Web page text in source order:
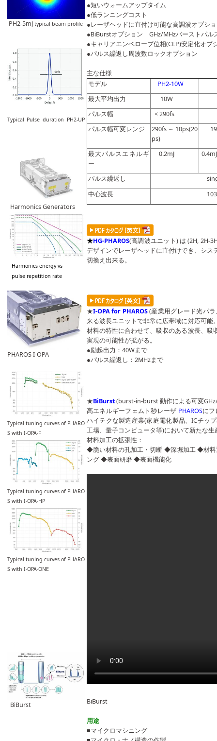
PH2-5mJ typical beam profile
Typical Pulse duration PH2-UP
Harmonics Generators
Harmonics energy vs
pulse repetition rate
PHAROS I-OPA
Typical tuning curves of PHARO
S with I-OPA-F
Typical tuning curves of PHARO
S with I-OPA-HP
Typical tuning curves of PHARO
S with I-OPA-ONE
BiBurst
●短いウォームアップタイム
●低ランニングコスト
●レーザヘッドに直付け可能な高調波オプシ
●BiBurstオプション GHz/MHzバーストパル
●キャリアエンベロープ位相(CEP)安定化オプ
●パルス繰返し周波数ロックオプション
主な仕
モデル
PH2-10W
最大平均出力
10W
パルス幅
< 290fs
パルス幅可変レンジ
290fs～10ps(20
ps)
最大パルスエネルギ
ー
0.2mJ 0.4mJ
パルス繰返し
single shot
中心波長
★HG-PHAROS(高調波ユニット) は (2H, 2H-
デザインでレーザヘッドに直付けでき、シ
切換え出来る。
★I-OPA for PHAROS(産業用グレード光パラ
来る波長ユニットで非常に広帯域に対応可
材料の特性に合わせて、吸収のある波長、
実現の可能性が拡がる。
●励起出力：40Wまで
●パルス繰返し：2MHzまで
★BiBurst(burst-in-burst 動作による可変
高エネルギーフェムト秒レーザ PHAROSにフ
ハイテクな製造産業(家庭電化製品、ICチッ
工場、量子コンピュータ等)において新たな
材料加工の拡張性：
◆脆い材料の孔加工・切断 ◆深堀加工 ◆材
ング ◆表面研磨 ◆表面機能化
BiBurst
用途
■マイクロマシニング